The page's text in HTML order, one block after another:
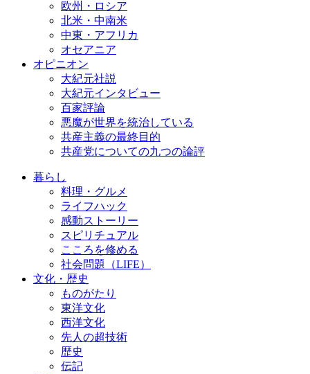
欧州・ロシア
北米・中南米
中東・アフリカ
オセアニア
オピニオン
大紀元社説
大紀元インタビュー
百家評論
悪魔が世界を統治している
共産主義の最終目的
共産党についての九つの論評
暮らし
料理・グルメ
ライフハック
感動ストーリー
スピリチュアル
こころを修める
社会問題（LIFE）
文化・歴史
ものがたり
東洋文化
西洋文化
先人の超技術
歴史
伝記